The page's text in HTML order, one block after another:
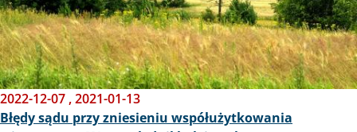
2022-12-07 ,2021-01-13
Błędy sądu przy zniesieniu współużytkowania